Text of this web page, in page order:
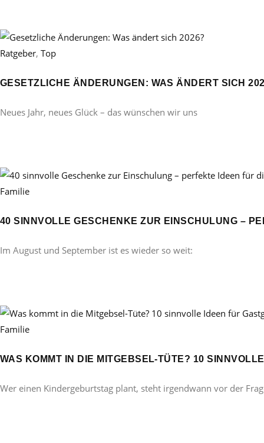
Ratgeber, Top
GESETZLICHE ÄNDERUNGEN: WAS ÄNDERT SICH
Neues Jahr, neues Glück – das wünschen wir uns
Familie
40 SINNVOLLE GESCHENKE ZUR EINSCHULUNG –
Im August und September ist es wieder so weit:
Familie
WAS KOMMT IN DIE MITGEBSEL-TÜTE? 10
Wer einen Kindergeburtstag plant, steht irgendwann vor der